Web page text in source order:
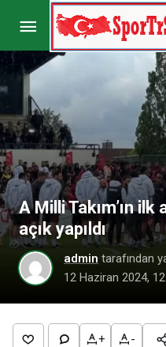
A Milli Takım’ın
açık yapıldı
admin tarafından
12 Haziran 2024,
+ -
Gabriel
oldu
Yorum Yap Paylaş